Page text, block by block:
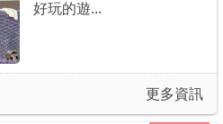
好玩的遊...
更多資訊